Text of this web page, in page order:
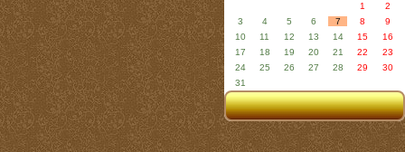
1
2
3
4 5 6 7 8
9
10
11 12 13 14 15
16
17
18 19 20 21 22
23
24
25 26 27 28 29
30
31